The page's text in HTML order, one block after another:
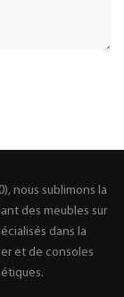
nous sublimons la
des meubles sur
dans la
et de consoles